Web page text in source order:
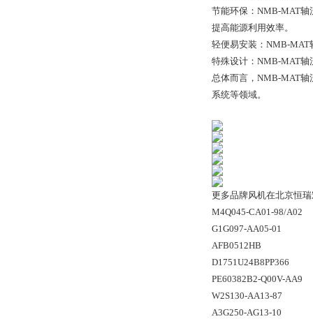
节能环保：NMB-MAT轴
提高能源利用效率。
轻便易安装：NMB-MAT
特殊设计：NMB-MAT轴
总体而言，NMB-MAT轴
系统等领域。
更多品牌风机在北京恒
M4Q045-CA01-98/A02
G1G097-AA05-01
AFB0512HB
D1751U24B8PP366
PE60382B2-Q00V-AA9
W2S130-AA13-87
A3G250-AG13-10